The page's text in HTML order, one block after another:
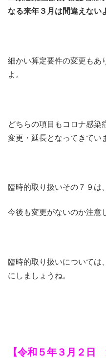
なる来年３月は間違えない
細かい算定要件の変更もあ
よ。
どちらの項目もコロナ感染
変更・延長となってきてい
臨時的取り扱いその７９は
今後も変更がないのか注意
臨時的取り扱いについては
にしましょうね。
【令和５年３月２日